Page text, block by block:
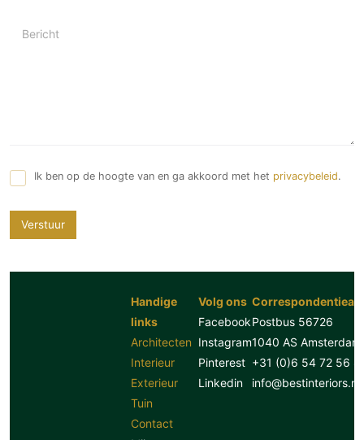
Wijnkelder en wijnkasten
Bericht
Ik ben op de hoogte van en ga akkoord met het privacybeleid.
Verstuur
Handige
links
Architecten
Interieur
Exterieur
Tuin
Contact
Volg ons
Facebook
Instagram
Pinterest
Linkedin
Postbus 56726
1040 AS Amsterdam
+31 (0)6 54 72 56
info@bestinteriors.nl